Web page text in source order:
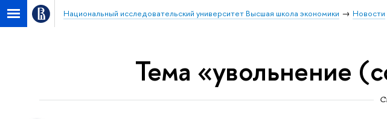
Национальный исследовательский университет Высшая школа экономики Новости
Тема «увольнение